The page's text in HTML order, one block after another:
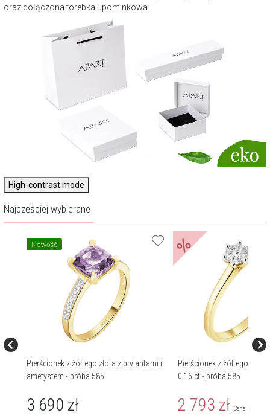
oraz dołączona torebka upominkowa.
High-contrast mode
Najczęściej wybierane
Nowość
Pierścionek z żółtego złota z brylantami i
ametystem - próba 585
3 690 zł
%
Pierścionek z żółtego
0,16 ct - próba 585
2 793 zł Cena